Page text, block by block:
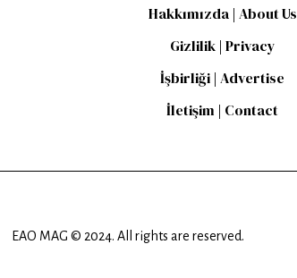
Hakkımızda | About Us
Gizlilik | Privacy
İşbirliği | Advertise
İletişim | Contact
EAO MAG © 2024. All rights are reserved.